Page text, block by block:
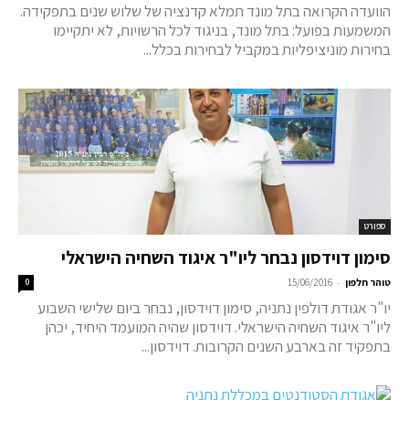
הוועדה הקרואה בתל מונד תמלא קדנציה של שלוש שנים בתפקידה.
המשמעות בפועל: בתל מונד, בניגוד לכל הרשויות, לא יתקיימו
בחירות מוניציפליות במקביל לבחירות בכלל...
ספורט
סימון דוידסון נבחר ליו"ר איגוד השחיה הישראלי
טוהר חלפון -
15/06/2016
0
יו"ר אגודת דולפין נתניה, סימון דוידסון, נבחר ביום שלישי השבוע
ליו"ר איגוד השחיה הישראלי. דוידסון שהיה המועמד היחיד, יכהן
בתפקיד זה בארבע השנים הקרובות. דוידסון...